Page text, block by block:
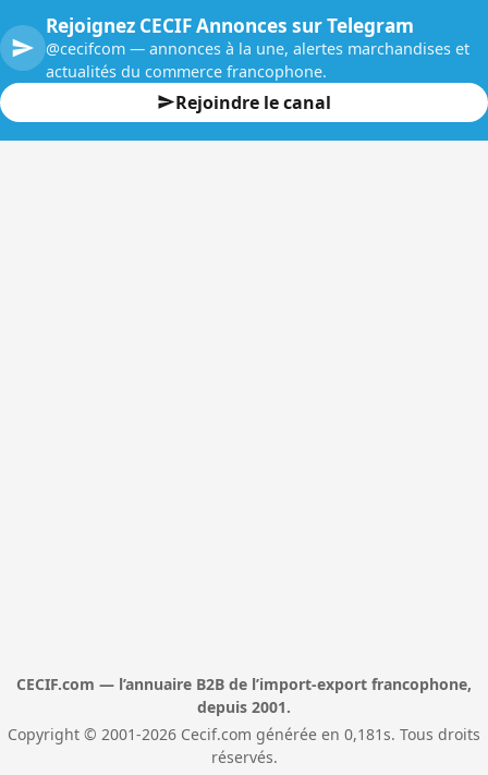
Rejoignez CECIF Annonces sur Telegram
@cecifcom — annonces à la une, alertes marchandises et
actualités du commerce francophone.
Rejoindre le canal
CECIF.com — l’annuaire B2B de l’import-export francophone,
depuis 2001.
Copyright © 2001-2026 Cecif.com générée en 0,181s. Tous droits
réservés.